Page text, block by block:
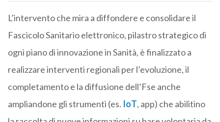
L’intervento che mira a diffondere e consolidare il
Fascicolo Sanitario elettronico, pilastro strategico di
ogni piano di innovazione in Sanità, è finalizzato a
realizzare interventi regionali per l’evoluzione, il
completamento e la diffusione dell’Fse anche
ampliandone gli strumenti (es. IoT, app) che abilitino